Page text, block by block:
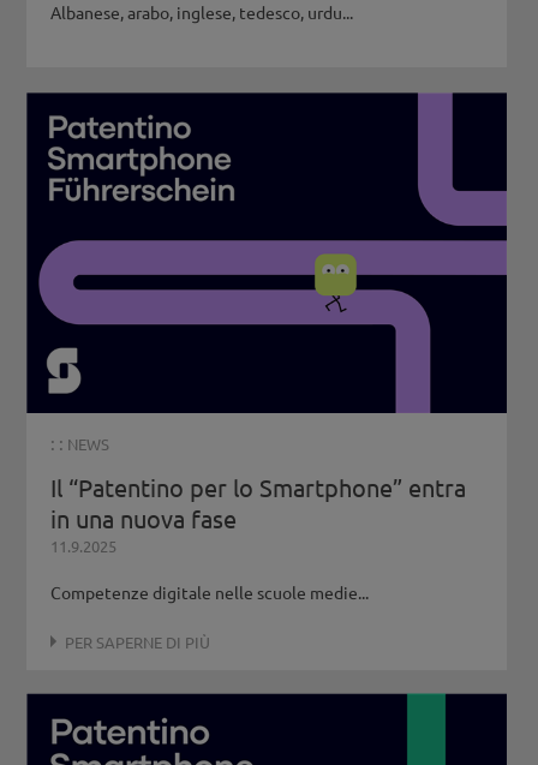
Albanese, arabo, inglese, tedesco, urdu...
: : NEWS
Il “Patentino per lo Smartphone” entra
in una nuova fase
11.9.2025
Competenze digitale nelle scuole medie...
PER SAPERNE DI PIÙ